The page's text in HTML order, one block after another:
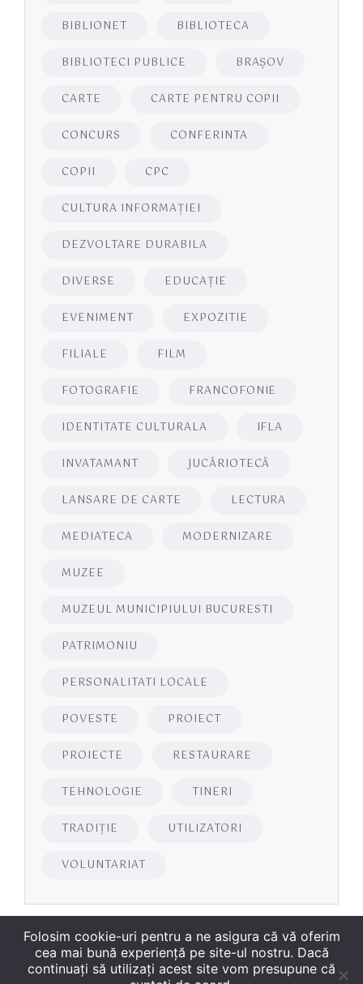
BIBLIONET BIBLIOTECA
BIBLIOTECI PUBLICE BRAŞOV
CARTE CARTE PENTRU COPII
CONCURS CONFERINTA
COPII CPC
CULTURA INFORMAŢIEI
DEZVOLTARE DURABILA
DIVERSE EDUCAŢIE
EVENIMENT EXPOZITIE
FILIALE FILM
FOTOGRAFIE FRANCOFONIE
IDENTITATE CULTURALA IFLA
INVATAMANT JUCĂRIOTECĂ
LANSARE DE CARTE LECTURA
MEDIATECA MODERNIZARE
MUZEE
MUZEUL MUNICIPIULUI BUCURESTI
PATRIMONIU
PERSONALITATI LOCALE
POVESTE PROIECT
PROIECTE RESTAURARE
TEHNOLOGIE TINERI
TRADIȚIE UTILIZATORI
VOLUNTARIAT
Folosim cookie-uri pentru a ne asigura că vă oferim
cea mai bună experiență pe site-ul nostru. Dacă
continuați să utilizați acest site vom presupune că